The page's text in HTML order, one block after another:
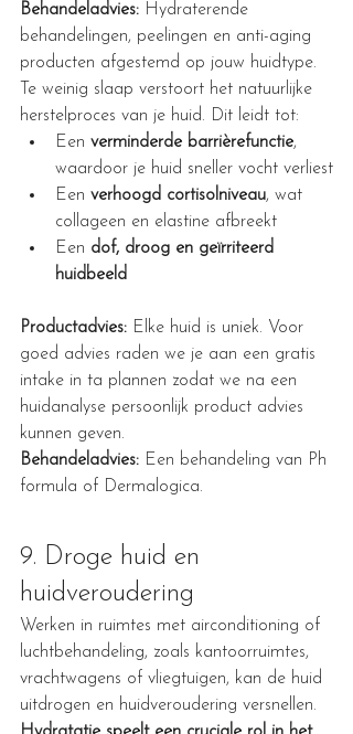
Behandeladvies: Hydraterende
behandelingen, peelingen en anti-aging
producten afgestemd op jouw huidtype.
Te weinig slaap verstoort het natuurlijke
herstelproces van je huid. Dit leidt tot:
Een verminderde barrièrefunctie,
waardoor je huid sneller vocht verliest
Een verhoogd cortisolniveau, wat
collageen en elastine afbreekt
Een dof, droog en geïrriteerd
huidbeeld
Productadvies: Elke huid is uniek. Voor
goed advies raden we je aan een gratis
intake in ta plannen zodat we na een
huidanalyse persoonlijk product advies
kunnen geven.
Behandeladvies: Een behandeling van Ph
formula of Dermalogica.
9. Droge huid en
huidveroudering
Werken in ruimtes met airconditioning of
luchtbehandeling, zoals kantoorruimtes,
vrachtwagens of vliegtuigen, kan de huid
uitdrogen en huidveroudering versnellen.